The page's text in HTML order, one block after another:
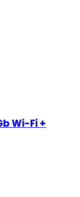
Wi-Fi +